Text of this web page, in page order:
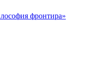
фронтира»